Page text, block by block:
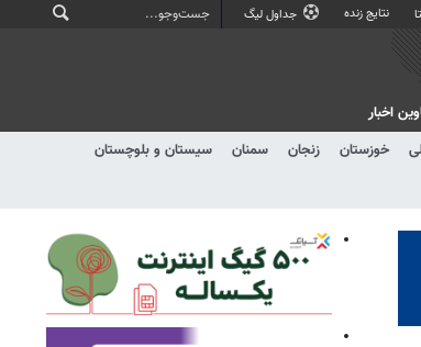
نتایج زنده جداول لیگ
خوزستان زنجان سمنان
سیستان و بلوچستان
اخبار